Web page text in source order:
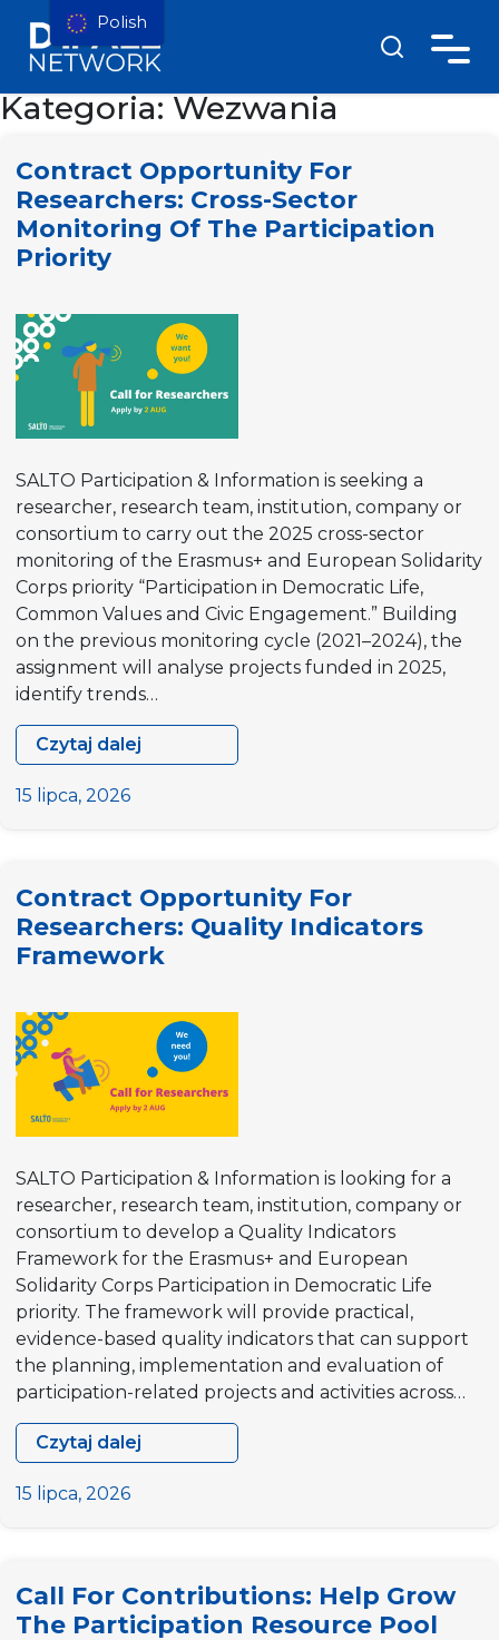
Kategoria:Wezwania
Contract Opportunity For
Researchers: Cross-Sector
Monitoring Of The Participation
Priority
SALTO Participation & Information is seeking a
researcher, research team, institution, company or
consortium to carry out the 2025 cross-sector
monitoring of the Erasmus+ and European Solidarity
Corps priority “Participation in Democratic Life,
Common Values and Civic Engagement.” Building
on the previous monitoring cycle (2021–2024), the
assignment will analyse projects funded in 2025,
identify trends…
Czytaj dalej
Contract
Sector
Monitoring
of
Participation
Priority
15 lipca, 2026
Contract Opportunity For
Researchers: Quality Indicators
Framework
SALTO Participation & Information is looking for a
researcher, research team, institution, company or
consortium to develop a Quality Indicators
Framework for the Erasmus+ and European
Solidarity Corps Participation in Democratic Life
priority. The framework will provide practical,
evidence-based quality indicators that can support
the planning, implementation and evaluation of
participation-related projects and activities across…
Czytaj dalej
Contract
Indicators
Framework
15 lipca, 2026
Call For Contributions: Help Grow
The Participation Resource Pool
Polish